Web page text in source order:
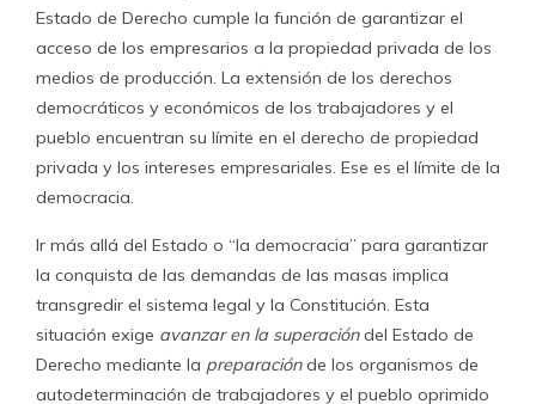
Estado de Derecho cumple la función de garantizar el
acceso de los empresarios a la propiedad privada de los
medios de producción. La extensión de los derechos
democráticos y económicos de los trabajadores y el
pueblo encuentran su límite en el derecho de propiedad
privada y los intereses empresariales. Ese es el límite de la
democracia.
Ir más allá del Estado o “la democracia” para garantizar
la conquista de las demandas de las masas implica
transgredir el sistema legal y la Constitución. Esta
situación exige avanzar en la superacióndel Estado de
Derecho mediante la preparaciónde los organismos de
autodeterminación de trabajadores y el pueblo oprimido